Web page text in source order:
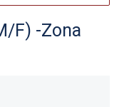
F) -Zona